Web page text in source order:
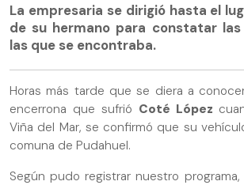
La empresaria se dirigió hasta el
de su hermano para constatar
las que se encontraba.
Horas más tarde que se diera a
encerrona que sufrió Coté López
Viña del Mar, se confirmó que su
comuna de Pudahuel.
Según pudo registrar nuestro